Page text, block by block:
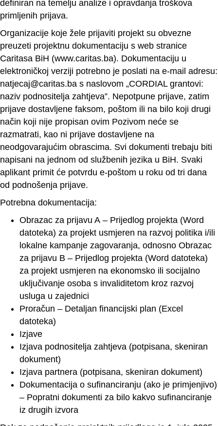
definiran na temelju analize i opravdanja troškova
primljenih prijava.
Organizacije koje žele prijaviti projekt su obvezne
preuzeti projektnu dokumentaciju s web stranice
Caritasa BiH (www.caritas.ba). Dokumentaciju u
elektroničkoj verziji potrebno je poslati na e-mail adresu:
natjecaj@caritas.ba s naslovom „CORDIAL grantovi:
naziv podnositelja zahtjeva”. Nepotpune prijave, zatim
prijave dostavljene faksom, poštom ili na bilo koji drugi
način koji nije propisan ovim Pozivom neće se
razmatrati, kao ni prijave dostavljene na
neodgovarajućim obrascima. Svi dokumenti trebaju biti
napisani na jednom od službenih jezika u BiH. Svaki
aplikant primit će potvrdu e-poštom u roku od tri dana
od podnošenja prijave.
Potrebna dokumentacija:
Obrazac za prijavu A – Prijedlog projekta (Word
datoteka) za projekt usmjeren na razvoj politika i/ili
lokalne kampanje zagovaranja, odnosno Obrazac
za prijavu B – Prijedlog projekta (Word datoteka)
za projekt usmjeren na ekonomsko ili socijalno
uključivanje osoba s invaliditetom kroz razvoj
usluga u zajednici
Proračun – Detaljan financijski plan (Excel
datoteka)
Izjave
Izjava podnositelja zahtjeva (potpisana, skeniran
dokument)
Izjava partnera (potpisana, skeniran dokument)
Dokumentacija o sufinanciranju (ako je primjenjivo)
– Popratni dokumenti za bilo kakvo sufinanciranje
iz drugih izvora